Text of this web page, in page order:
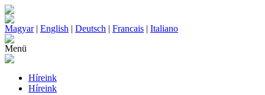
Magyar| English | Deutsch | Francais | Italiano
Menü
Híreink
Híreink